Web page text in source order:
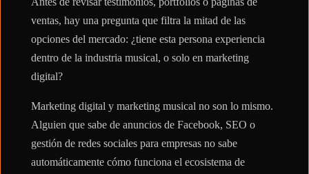
ventas, hay una pregunta que filtra la mitad de las
opciones del mercado: ¿tiene esta persona experiencia
dentro de la industria musical, o solo en marketing
digital?
Marketing digital y marketing musical no son lo mismo.
Alguien que sabe de anuncios de Facebook, SEO o
gestión de redes sociales para empresas no sabe
automáticamente cómo funciona el ecosistema de